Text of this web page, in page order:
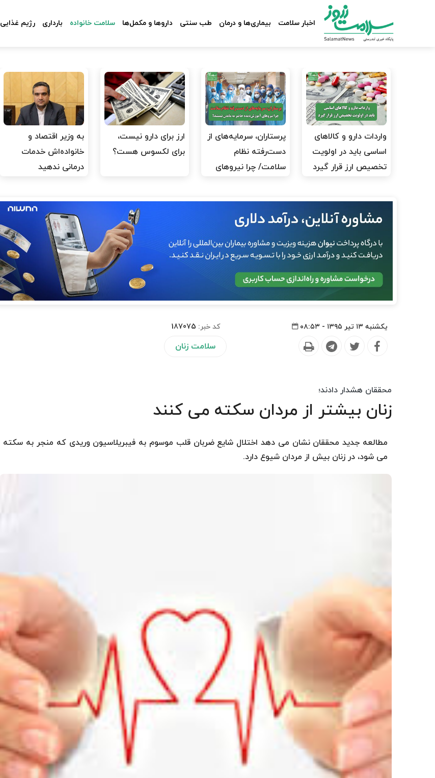
اخبار سلامت بیماری‌ها و درمان طب سنتی داروها و مکمل‌ها سلامت خانواده بارداری رژیم غذایی
واردات دارو و کالاهای
اساسی باید در اولویت
تخصیص ارز قرار گیرد
پرستاران، سرمایه‌های از
دست‌رفته نظام
سلامت/ چرا نیروهای
ارز برای دارو نیست،
برای لکسوس هست؟
به وزیر اقتصاد و
خانواده‌اش خدمات
درمانی ندهید
یکشنبه ۱۳ تیر ۱۳۹۵ - ۰۸:۵۳ کد خبر: 187075
سلامت زنان
محققان هشدار دادند؛
زنان بیشتر از مردان سکته می کنند
مطالعه جدید محققان نشان می دهد اختلال شایع ضربان قلب موسوم به فیبریلاسیون وریدی که منجر به سکته
می شود، در زنان بیش از مردان شیوع دارد.